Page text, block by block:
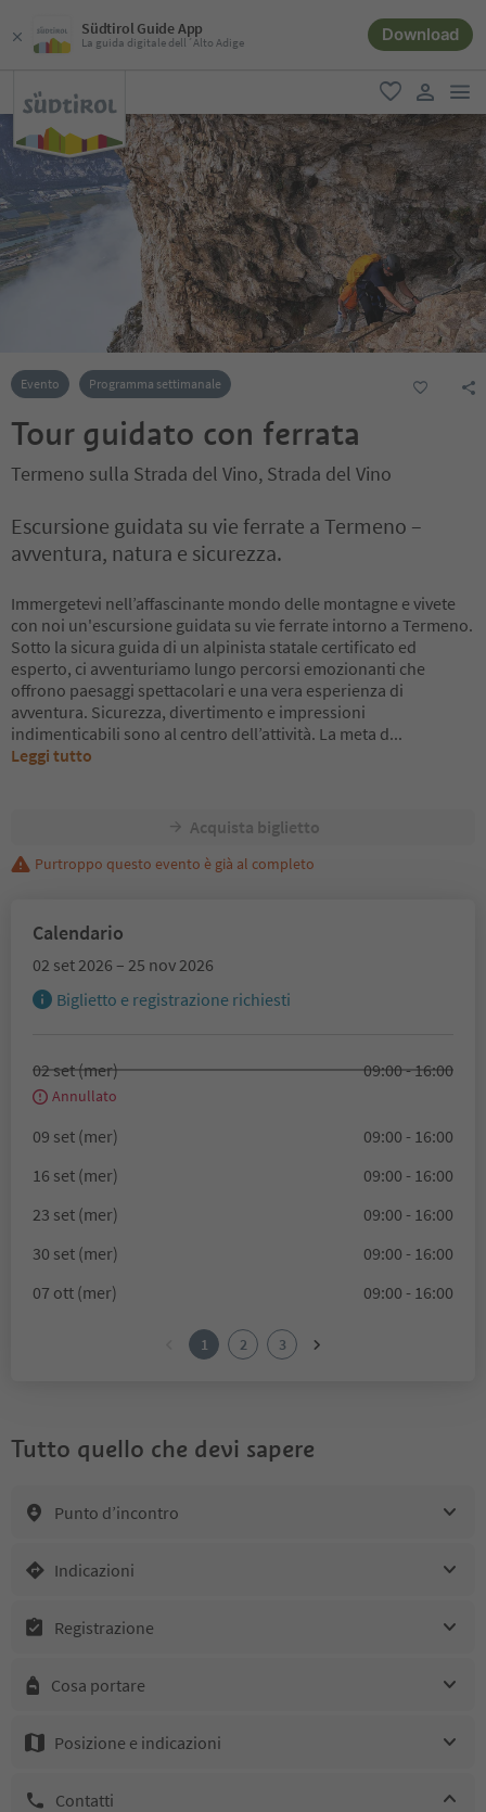
Südtirol Guide App
La guida digitale dell´Alto Adige Download
favoriti
user link
Evento Programma settimanale
Tour guidato con ferrata
Termeno sulla Strada del Vino, Strada del Vino
Escursione guidata su vie ferrate a Termeno –
avventura, natura e sicurezza.
Immergetevi nell’affascinante mondo delle montagne e vivete
con noi un'escursione guidata su vie ferrate intorno a Termeno.
Sotto la sicura guida di un alpinista statale certificato ed
esperto, ci avventuriamo lungo percorsi emozionanti che
offrono paesaggi spettacolari e una vera esperienza di
avventura. Sicurezza, divertimento e impressioni
indimenticabili sono al centro dell’attività. La meta d...
Leggi tutto
Acquista biglietto
Purtroppo questo evento è già al completo
Calendario
02 set 2026 – 25 nov 2026
Biglietto e registrazione richiesti
02 set (mer) 09:00 - 16:00
Annullato
09 set (mer)
09:00 - 16:00
16 set (mer)
09:00 - 16:00
23 set (mer)
09:00 - 16:00
30 set (mer)
09:00 - 16:00
07 ott (mer)
09:00 - 16:00
1 2 3
Tutto quello che devi sapere
Punto d’incontro
Indicazioni
Registrazione
Cosa portare
Posizione e indicazioni
Contatti